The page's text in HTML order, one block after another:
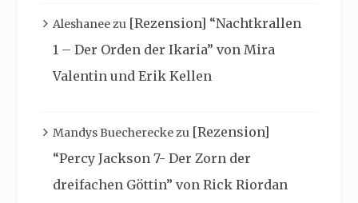
Aleshaneezu [Rezension] “Nachtkrallen
1 – Der Orden der Ikaria” von Mira
Valentin und Erik Kellen
Mandys Buechereckezu [Rezension]
“Percy Jackson 7- Der Zorn der
dreifachen Göttin” von Rick Riordan